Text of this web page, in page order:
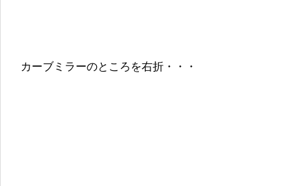
カーブミラーのところを右折・・・